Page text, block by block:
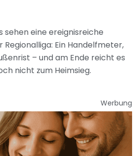
sehen eine ereignisreiche
Ein Handelfmeter,
– und am Ende reicht es
nicht zum Heimsieg.
Werbung